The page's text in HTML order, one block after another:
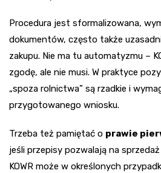
Procedura jest sformalizowana,
dokumentów, często także
zakupu. Nie ma tu automatyzmu –
zgodę, ale nie musi. W praktyce
„spoza rolnictwa” są rzadkie i
przygotowanego wniosku.
Trzeba też pamiętać o prawie
jeśli przepisy pozwalają na
KOWR może w określonych